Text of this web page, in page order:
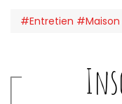
#Entretien #Maison